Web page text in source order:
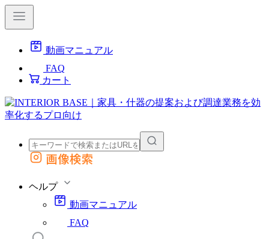
動画マニュアル
FAQ
カート
外部サイトの商品をカートに追加
画像検索
ヘルプ
動画マニュアル
FAQ